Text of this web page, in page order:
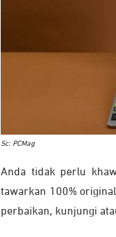
Sc: PCMag
Anda tidak perlu
tawarkan 100%
perbaikan, kunjungi